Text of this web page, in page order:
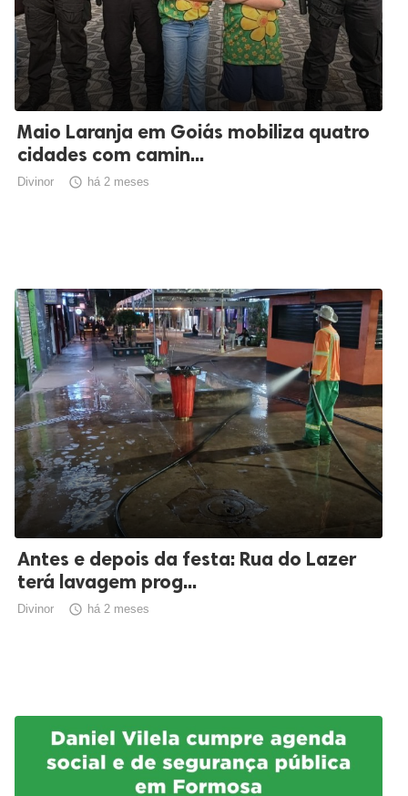
Maio Laranja em Goiás mobiliza quatro
cidades com camin...
Divinor  há 2 meses
Antes e depois da festa: Rua do Lazer
terá lavagem prog...
Divinor  há 2 meses